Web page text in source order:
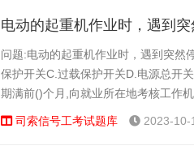
电动的起重机作业时，遇到
问题:电动的起重机作业时，遇到突然
保护开关C.过载保护开关D.电源总开
期满前()个月,向就业所在地考核工作
核。A.1B.2C.3D.4查看答案:点击查看
司索信号工考试题库 2023-10-